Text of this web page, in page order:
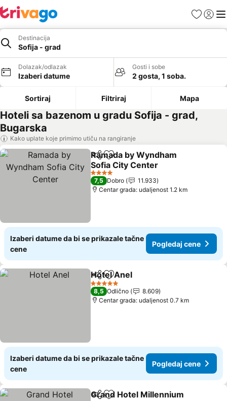
FavoritiPrijavi
Destinacija
Sofija - grad
Dolazak/odlazak
Izaberi datume
Gosti i sobe
2 gosta, 1 soba.
Sortiraj Filtriraj Mapa
Hoteli sa bazenom u gradu Sofija - grad,
Bugarska
Kako uplate koje primimo utiču na rangiranje
Deli Dodati u favorite
Ramada by Wyndham
Sofia City Center
Pogledaj cene
4 Zvezdice
7,5 Dobro
11.933
Centar grada: udaljenost 1.2 km
Izaberi datume da bi se prikazale tačne
cene
Pogledaj cene
Deli Dodati u favorite
Hotel Anel
5 Zvezdice
8,5 Odlično
8.609
Centar grada: udaljenost 0.7 km
Izaberi datume da bi se prikazale tačne
cene
Pogledaj cene
Deli
Grand Hotel Millennium